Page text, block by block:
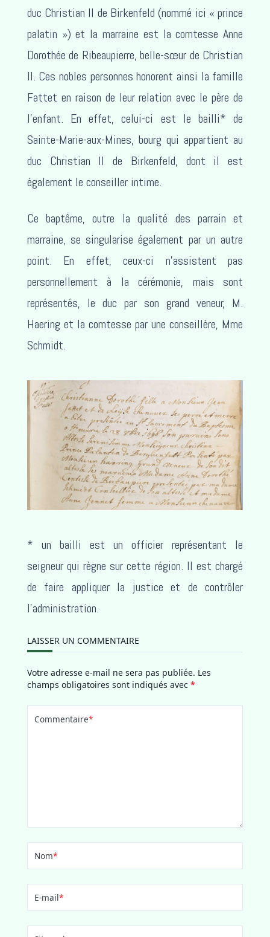
duc Christian II de Birkenfeld (nommé ici « prince
palatin ») et la marraine est la comtesse Anne
Dorothée de Ribeaupierre, belle-sœur de Christian
II. Ces nobles personnes honorent ainsi la famille
Fattet en raison de leur relation avec le père de
l’enfant. En effet, celui-ci est le bailli* de
Sainte-Marie-aux-Mines, bourg qui appartient au
duc Christian II de Birkenfeld, dont il est
également le conseiller intime.
Ce baptême, outre la qualité des parrain et
marraine, se singularise également par un autre
point. En effet, ceux-ci n’assistent pas
personnellement à la cérémonie, mais sont
représentés, le duc par son grand veneur, M.
Haering et la comtesse par une conseillère, Mme
Schmidt.
* un bailli est un officier représentant le
seigneur qui règne sur cette région. Il est chargé
de faire appliquer la justice et de contrôler
l’administration.
LAISSER UN COMMENTAIRE
Votre adresse e-mail ne sera pas publiée. Les
champs obligatoires sont indiqués avec *
Commentaire*
Nom*
E-mail*